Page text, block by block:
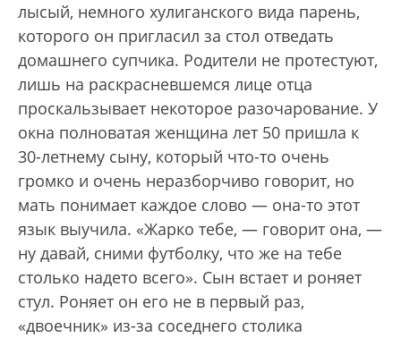
лысый, немного хулиганского вида парень,
которого он пригласил за стол отведать
домашнего супчика. Родители не протестуют,
лишь на раскрасневшемся лице отца
проскальзывает некоторое разочарование. У
окна полноватая женщина лет 50 пришла к
30-летнему сыну, который что-то очень
громко и очень неразборчиво говорит, но
мать понимает каждое слово — она-то этот
язык выучила. «Жарко тебе, — говорит она, —
ну давай, сними футболку, что же на тебе
столько надето всего». Сын встает и роняет
стул. Роняет он его не в первый раз,
«двоечник» из-за соседнего столика